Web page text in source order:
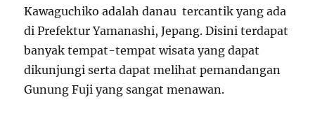
Kawaguchiko adalah danau tercantik yang ada
di Prefektur Yamanashi, Jepang. Disini terdapat
banyak tempat-tempat wisata yang dapat
dikunjungi serta dapat melihat pemandangan
Gunung Fuji yang sangat menawan.